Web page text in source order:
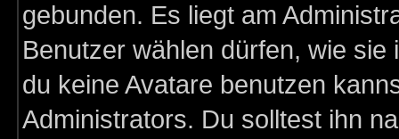
gebunden. Es liegt am
Benutzer wählen dürfen, wie
du keine Avatare benutzen
Administrators. Du solltest ihn